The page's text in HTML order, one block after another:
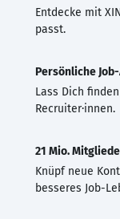
Entdecke mit
passt.
Persönliche
Lass Dich
Recruiter·innen.
21 Mio.
Knüpf neue
besseres Job-